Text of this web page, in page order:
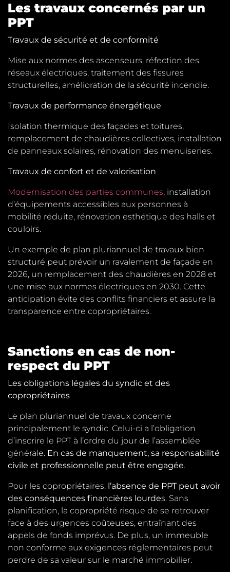
Les travaux concernés par un
PPT
Travaux de sécurité et de conformité
Mise aux normes des ascenseurs, réfection des
réseaux électriques, traitement des fissures
structurelles, amélioration de la sécurité incendie.
Travaux de performance énergétique
Isolation thermique des façades et toitures,
remplacement de chaudières collectives, installation
de panneaux solaires, rénovation des menuiseries.
Travaux de confort et de valorisation
Modernisation des parties communes, installation
d’équipements accessibles aux personnes à
mobilité réduite, rénovation esthétique des halls et
couloirs.
Un exemple de plan pluriannuel de travaux bien
structuré peut prévoir un ravalement de façade en
2026, un remplacement des chaudières en 2028 et
une mise aux normes électriques en 2030. Cette
anticipation évite des conflits financiers et assure la
transparence entre copropriétaires.
Sanctions en cas de non-
respect du PPT
Les obligations légales du syndic et des
copropriétaires
Le plan pluriannuel de travaux concerne
principalement le syndic. Celui-ci a l’obligation
d’inscrire le PPT à l’ordre du jour de l’assemblée
générale. En cas de manquement, sa responsabilité
civile et professionnelle peut être engagée.
Pour les copropriétaires, l’absence de PPT peut avoir
des conséquences financières lourdes. Sans
planification, la copropriété risque de se retrouver
face à des urgences coûteuses, entraînant des
appels de fonds imprévus. De plus, un immeuble
non conforme aux exigences réglementaires peut
perdre de sa valeur sur le marché immobilier.